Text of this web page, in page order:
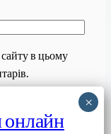
сайту в цьому